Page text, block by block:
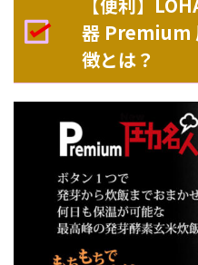
【便利】
器 Premium
徴とは？